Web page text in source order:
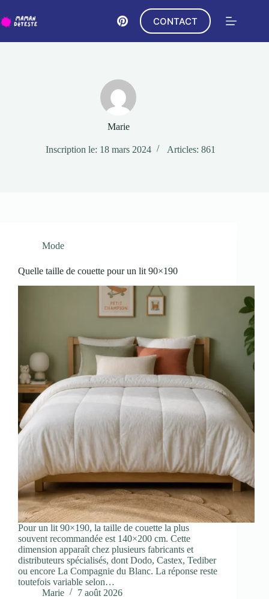
au
contenu
CONTACT
Marie
Inscription le: 18 mars 2024 Articles: 861
Mode
Quelle taille de couette pour un lit 90×190
Pour un lit 90×190, la taille de couette la plus
souvent recommandée est 140×200 cm. Cette
dimension apparaît chez plusieurs fabricants et
distributeurs spécialisés, dont Dodo, Castex, Tediber
ou encore La Compagnie du Blanc. La réponse reste
toutefois variable selon…
Marie
7 août 2026